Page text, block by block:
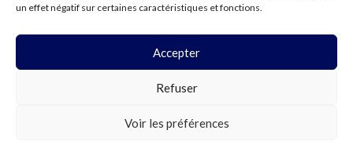
un effet négatif sur certaines caractéristiques et fonctions.
Accepter
Refuser
Voir les préférences
COOKIES